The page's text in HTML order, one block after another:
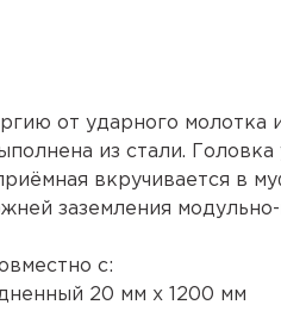
от ударного
из стали.
вкручивается в
заземления
с:
20 мм х 1200 мм